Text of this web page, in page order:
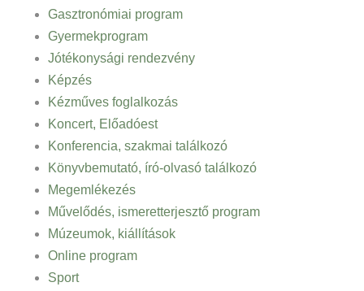
Gasztronómiai program
Gyermekprogram
Jótékonysági rendezvény
Képzés
Kézműves foglalkozás
Koncert, Előadóest
Konferencia, szakmai találkozó
Könyvbemutató, író-olvasó találkozó
Megemlékezés
Művelődés, ismeretterjesztő program
Múzeumok, kiállítások
Online program
Sport